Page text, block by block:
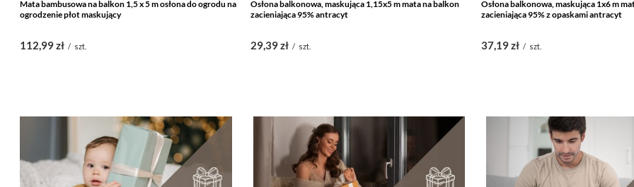
Mata bambusowa na balkon 1,5 x 5 m osłona do ogrodu na
ogrodzenie płot maskujący
112,99 zł / szt.
Osłona balkonowa, maskująca 1,15x5 m mata na balkon
zacieniająca 95% antracyt
29,39 zł / szt.
Osłona balkonowa, maskująca 1x6 m
zacieniająca 95% z opaskami antracyt
37,19 zł / szt.